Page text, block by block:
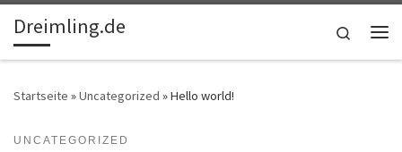
Zum Inhalt springen
Dreimling.de
Search
Startseite »Uncategorized »Hello world!
UNCATEGORIZED